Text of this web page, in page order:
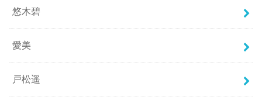
悠木碧
愛美
戸松遥